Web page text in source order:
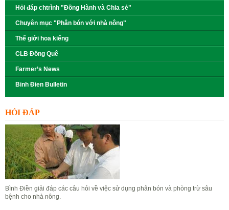
Hỏi đáp chtrình "Đồng Hành và Chia sẻ"
Chuyên mục "Phân bón với nhà nông"
Thế giới hoa kiểng
CLB Đồng Quê
Farmer’s News
Binh Đien Bulletin
HỎI ĐÁP
Bình Điền giải đáp các câu hỏi về việc sử dụng phân bón và phòng trừ sâu
bệnh cho nhà nông.